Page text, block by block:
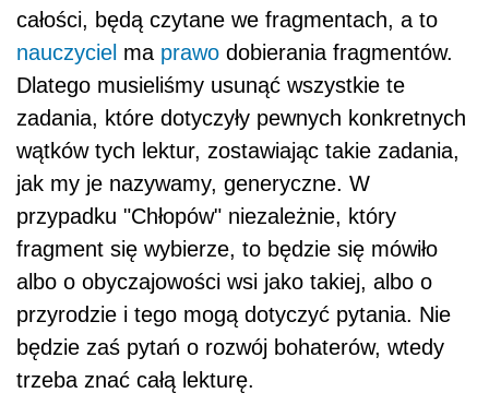
całości, będą czytane we fragmentach, a to
nauczyciel ma prawo dobierania fragmentów.
Dlatego musieliśmy usunąć wszystkie te
zadania, które dotyczyły pewnych konkretnych
wątków tych lektur, zostawiając takie zadania,
jak my je nazywamy, generyczne. W
przypadku "Chłopów" niezależnie, który
fragment się wybierze, to będzie się mówiło
albo o obyczajowości wsi jako takiej, albo o
przyrodzie i tego mogą dotyczyć pytania. Nie
będzie zaś pytań o rozwój bohaterów, wtedy
trzeba znać całą lekturę.